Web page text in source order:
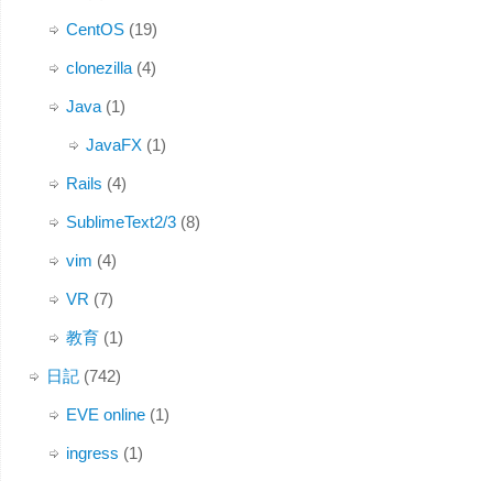
CentOS(19)
clonezilla(4)
Java(1)
JavaFX(1)
Rails (4)
SublimeText2/3(8)
vim (4)
VR (7)
教育(1)
日記(742)
EVE online(1)
ingress (1)